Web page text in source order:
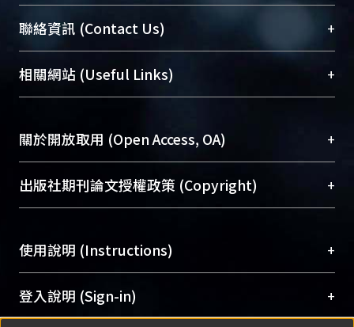
臺大位居世界頂尖大學之列，為永久珍藏及向國際
展現本校豐碩的研究成果及學術能量，圖書館整合
機構典藏（NTUR）與學術庫（AH）不同功能平
台，成為臺大學術典藏NTU scholars。期能整合研
成果。
To permanently archive and promote researcher
profiles and scholarly works, Library integrates the
services of “NTU Repository” with “Academic
聯絡資訊 (Contact Us) +
總館學科館員(Main Library)
醫學圖書館學科館員(Medical Library)
Sciences Library)
相關網站 (Useful Links) +
關於開放取用 (Open Access, OA) +
開放取用是從使用者角度提升資訊取用性的社會運
動，應用在學術研究上是透過將研究著作公開供使
用逐年攀升。同時可加速研究發展、提升研究影響
Archive）平台。 （點選深入了解OA）
出版社期刊論文授權政策 (Copyright) +
含部分內容的版權非匯入者所有，或由第三方贊
助與合作完成，請確認該版權所有者及第三方同
意提供此授權。
Please represent that the submission is your
使用說明 (Instructions) +
網站簡介(Quickstart Guide)
使用手冊(Instruction Manual)
登入說明 (Sign-in) +